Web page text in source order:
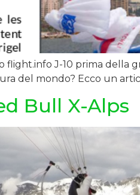
flight.info J-10 prima della
del mondo? Ecco un
Bull X-Alps